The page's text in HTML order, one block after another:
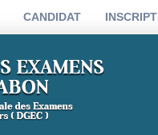
CANDIDAT